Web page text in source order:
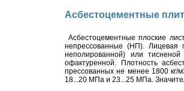
Асбестоцементные
Асбестоцементные плоские
непрессованные (НП). Лицевая
неполированной) или
офактуренной. Плотность
прессованных не менее 1800 кг/
18...20 МПа и 23...25 МПа.